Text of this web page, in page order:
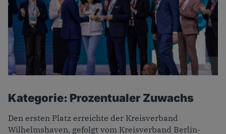
Kategorie: Prozentualer Zuwachs
Den ersten Platz erreichte der Kreisverband
Wilhelmshaven, gefolgt vom Kreisverband Berlin-